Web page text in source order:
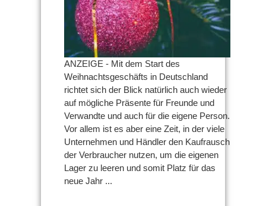
und
Mode
besonders
beliebt
ANZEIGE - Mit dem Start des
Weihnachtsgeschäfts in Deutschland
richtet sich der Blick natürlich auch wieder
auf mögliche Präsente für Freunde und
Verwandte und auch für die eigene Person.
Vor allem ist es aber eine Zeit, in der viele
Unternehmen und Händler den Kaufrausch
der Verbraucher nutzen, um die eigenen
Lager zu leeren und somit Platz für das
neue Jahr ...